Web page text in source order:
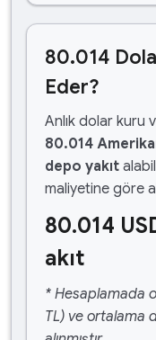
80.014
Eder?
Anlık dolar kuru
80.014
depo yakıt
maliyetine göre
80.014
akıt
* Hesaplamada
TL) ve ortalama